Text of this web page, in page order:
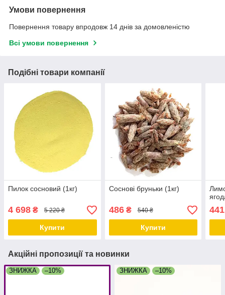
Умови повернення
Повернення товару впродовж 14 днів за домовленістю
Всі умови повернення
Подібні товари компанії
Пилок сосновий (1кг)
4 698 ₴ 5 220 ₴
Купити
Соснові бруньки (1кг)
486₴ 540 ₴
Купити
441
Акційні пропозиції та новинки
ЗНИЖКА –10% ЗНИЖКА –10%